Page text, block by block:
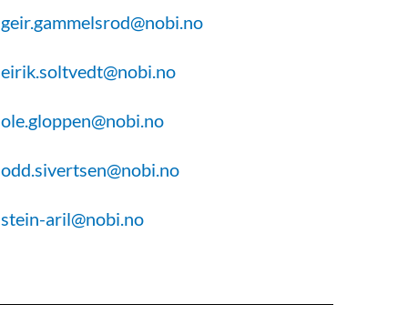
geir.gammelsrod@nobi.no
eirik.soltvedt@nobi.no
ole.gloppen@nobi.no
odd.sivertsen@nobi.no
stein-aril@nobi.no